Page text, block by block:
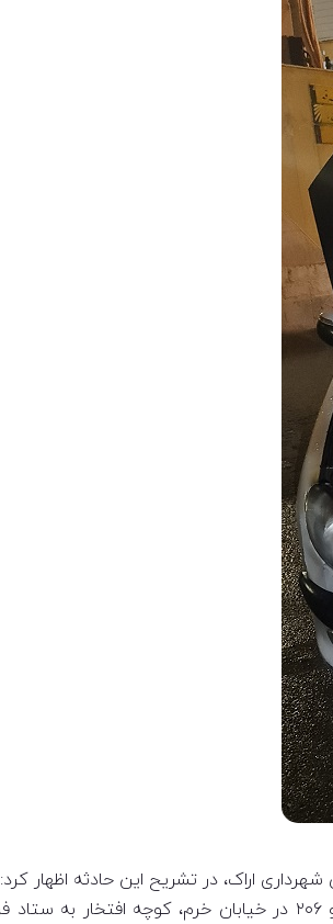
اراک، در تشریح این حادثه اظهار کرد:
ساعت ۰۲:۴۱ بامداد امروز، گزارشی مبنی بر وقوع حریق یک دستگاه